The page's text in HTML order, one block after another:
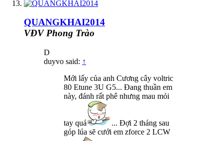
QUANGKHAI2014
VĐV Phong Trào
D
duyvo said: ↑
Mới lấy của anh Cương cây voltric
80 Etune 3U G5... Đang thuần em
này, đánh rất phê nhưng mau mỏi
tay quá
... Đợi 2 tháng sau
góp lúa sẽ cưới em zforce 2 LCW